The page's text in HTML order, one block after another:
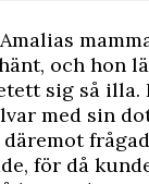
och hon
sig så
med sin
för då